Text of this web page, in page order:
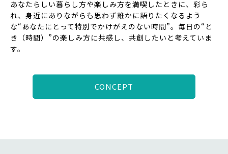
あなたらしい暮らし方や楽しみ方を満喫したときに、彩ら
れ、身近にありながらも思わず誰かに語りたくなるよう
な“あなたにとって特別でかけがえのない時間”。毎日の“と
き（時間）”の楽しみ方に共感し、共創したいと考えていま
す。
CONCEPT